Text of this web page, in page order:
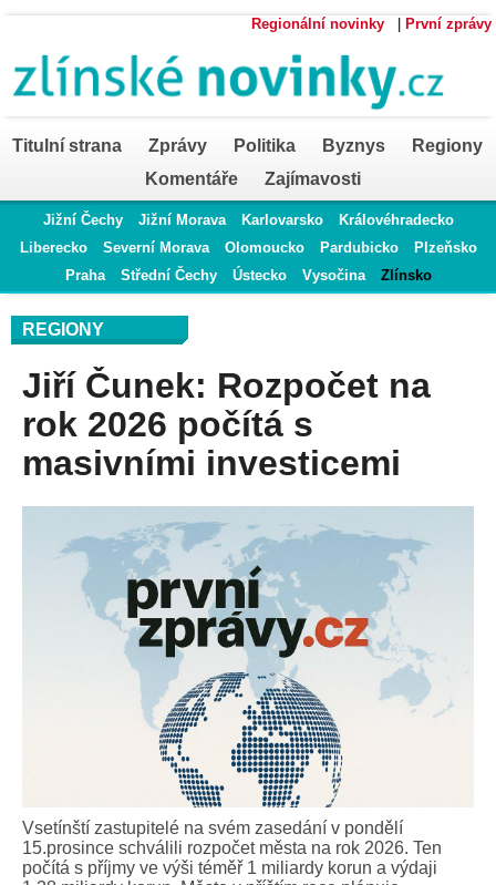
Regionální novinky První zprávy
Titulní strana Zprávy Politika Byznys
Regiony
Komentáře
Zajímavosti
Jižní Čechy Jižní Morava Karlovarsko
Královéhradecko
Liberecko
Severní Morava Olomoucko Pardubicko
Plzeňsko
Praha
Střední Čechy Ústecko Vysočina Zlínsko
REGIONY
Jiří Čunek: Rozpočet na
rok 2026 počítá s
masivními investicemi
Vsetínští zastupitelé na svém zasedání v pondělí
15.prosince schválili rozpočet města na rok 2026. Ten
počítá s příjmy ve výši téměř 1 miliardy korun a výdaji